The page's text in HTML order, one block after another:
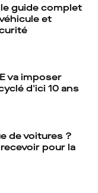
guide complet
et
va imposer
d'ici 10 ans
de voitures ?
pour la